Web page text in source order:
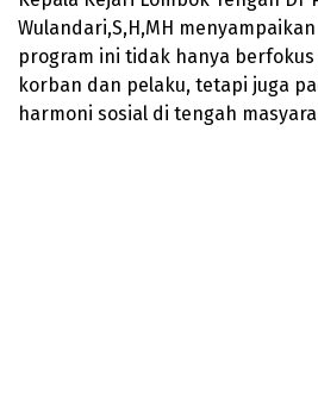
Wulandari,S,H,MH
program ini tidak hanya
korban dan pelaku, tetapi juga
harmoni sosial di tengah